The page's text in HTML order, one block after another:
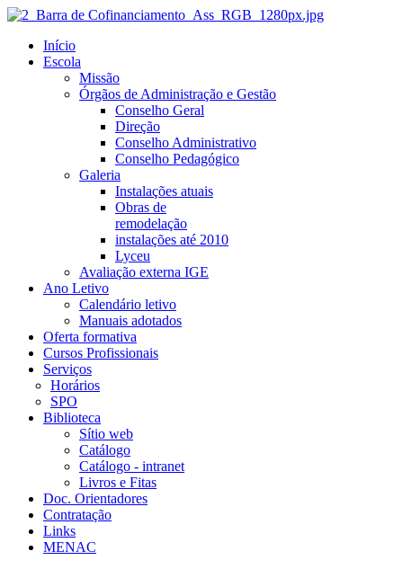
Início
Escola
Missão
Órgãos de Administração e Gestão
Conselho Geral
Direção
Conselho Administrativo
Conselho Pedagógico
Galeria
Instalações atuais
Obras de
remodelação
instalações até 2010
Lyceu
Avaliação externa IGE
Ano Letivo
Calendário letivo
Manuais adotados
Oferta formativa
Cursos Profissionais
Serviços
Horários
SPO
Biblioteca
Sítio web
Catálogo
Catálogo - intranet
Livros e Fitas
Doc. Orientadores
Contratação
Links
MENAC